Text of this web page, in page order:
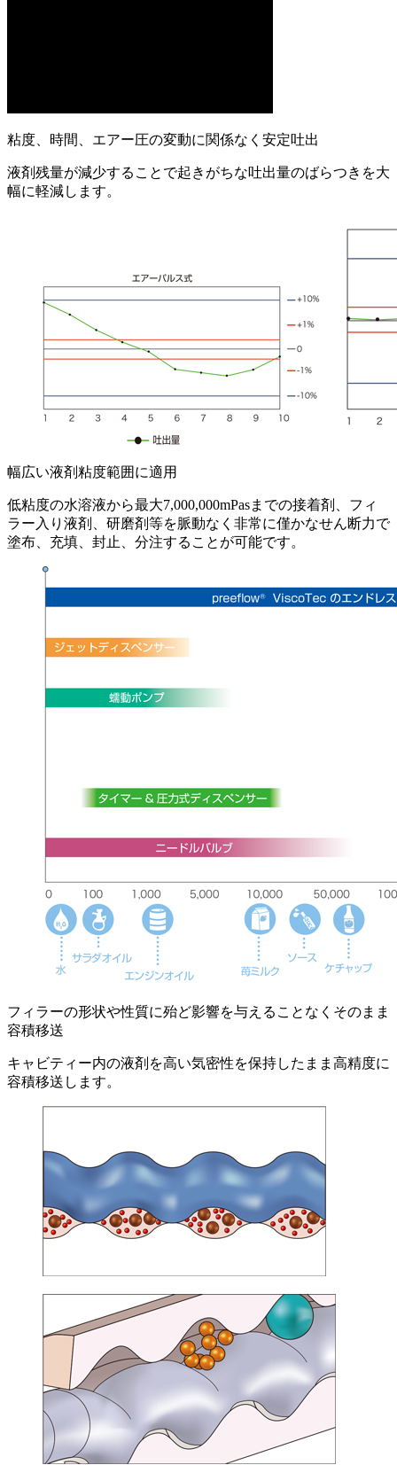
粘度、時間、エアー圧の変動に関係なく安定吐出
液剤残量が減少することで起きがちな吐出量のばらつきを大
幅に軽減します。
幅広い液剤粘度範囲に適用
低粘度の水溶液から最大7,000,000mPasまでの接着剤、フィ
ラー入り液剤、研磨剤等を脈動なく非常に僅かなせん断力で
塗布、充填、封止、分注することが可能です。
フィラーの形状や性質に殆ど影響を与えることなくそのまま
容積移送
キャビティー内の液剤を高い気密性を保持したまま高精度に
容積移送します。